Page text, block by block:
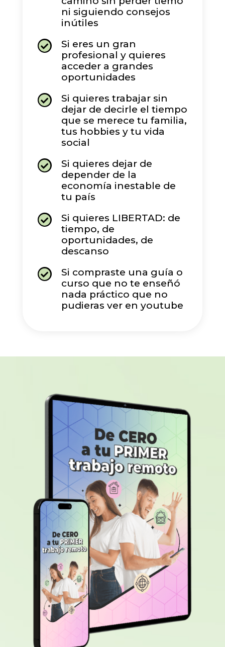
ni siguiendo consejos
inútiles

Si eres un gran
profesional y quieres
acceder a grandes
oportunidades

Si quieres trabajar sin
dejar de decirle el tiempo
que se merece tu familia,
tus hobbies y tu vida
social

Si quieres dejar de
depender de la
economía inestable de
tu país

Si quieres LIBERTAD: de
tiempo, de
oportunidades, de
descanso

Si compraste una guía o
curso que no te enseñó
nada práctico que no
pudieras ver en youtube